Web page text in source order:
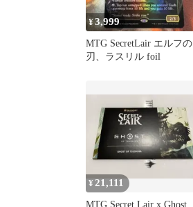
¥3,999
MTG SecretLair エルフの
刃、ラスリル foil
¥ 21,111
MTG Secret Lair x Ghost